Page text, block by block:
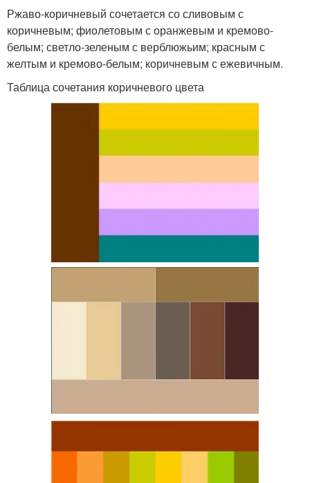
Ржаво-коричневый сочетается со сливовым с
коричневым; фиолетовым с оранжевым и кремово-
белым; светло-зеленым с верблюжьим; красным с
желтым и кремово-белым; коричневым с ежевичным.
Таблица сочетания коричневого цвета